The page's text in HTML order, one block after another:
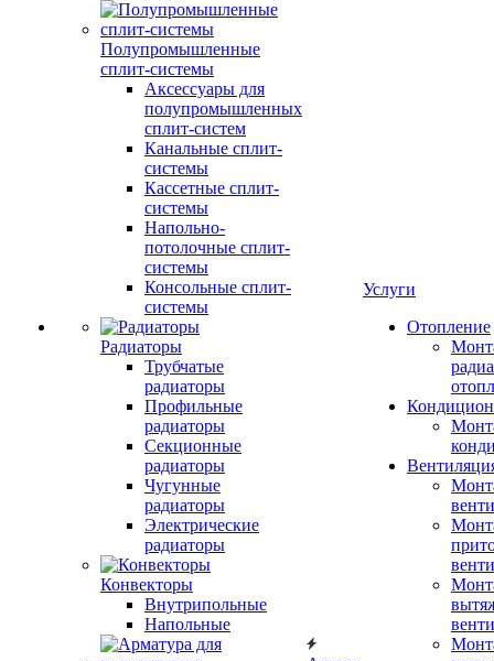
Полупромышленные
сплит-системы
Аксессуары для
полупромышленных
сплит-систем
Канальные сплит-
системы
Кассетные сплит-
системы
Напольно-
потолочные сплит-
системы
Консольные сплит-
системы
Радиаторы
Трубчатые
радиаторы
Профильные
радиаторы
Секционные
радиаторы
Чугунные
радиаторы
Электрические
радиаторы
Конвекторы
Внутрипольные
Напольные
Услуги
Отопление